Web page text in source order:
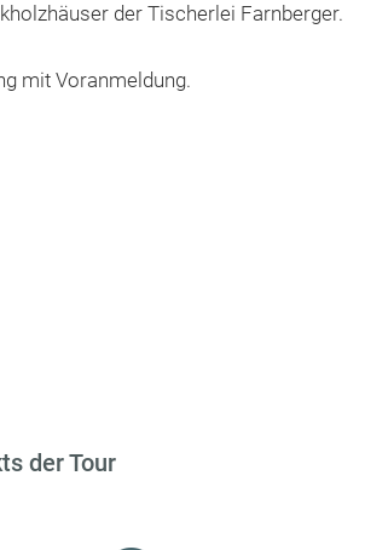
der Tischerlei Farnberger.
mit Voranmeldung.
der Tour